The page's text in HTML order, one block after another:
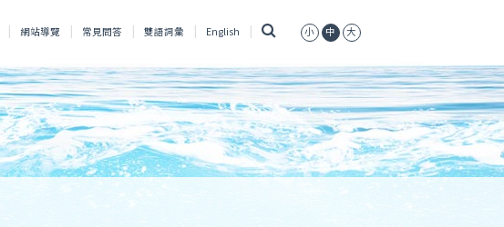
網站導覽 常見問答 雙語詞彙 English 小 中 大